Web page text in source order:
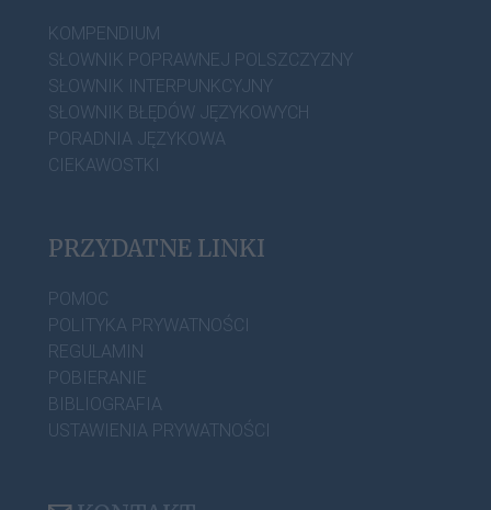
KOMPENDIUM
SŁOWNIK POPRAWNEJ POLSZCZYZNY
SŁOWNIK INTERPUNKCYJNY
SŁOWNIK BŁĘDÓW JĘZYKOWYCH
PORADNIA JĘZYKOWA
CIEKAWOSTKI
PRZYDATNE LINKI
POMOC
POLITYKA PRYWATNOŚCI
REGULAMIN
POBIERANIE
BIBLIOGRAFIA
USTAWIENIA PRYWATNOŚCI